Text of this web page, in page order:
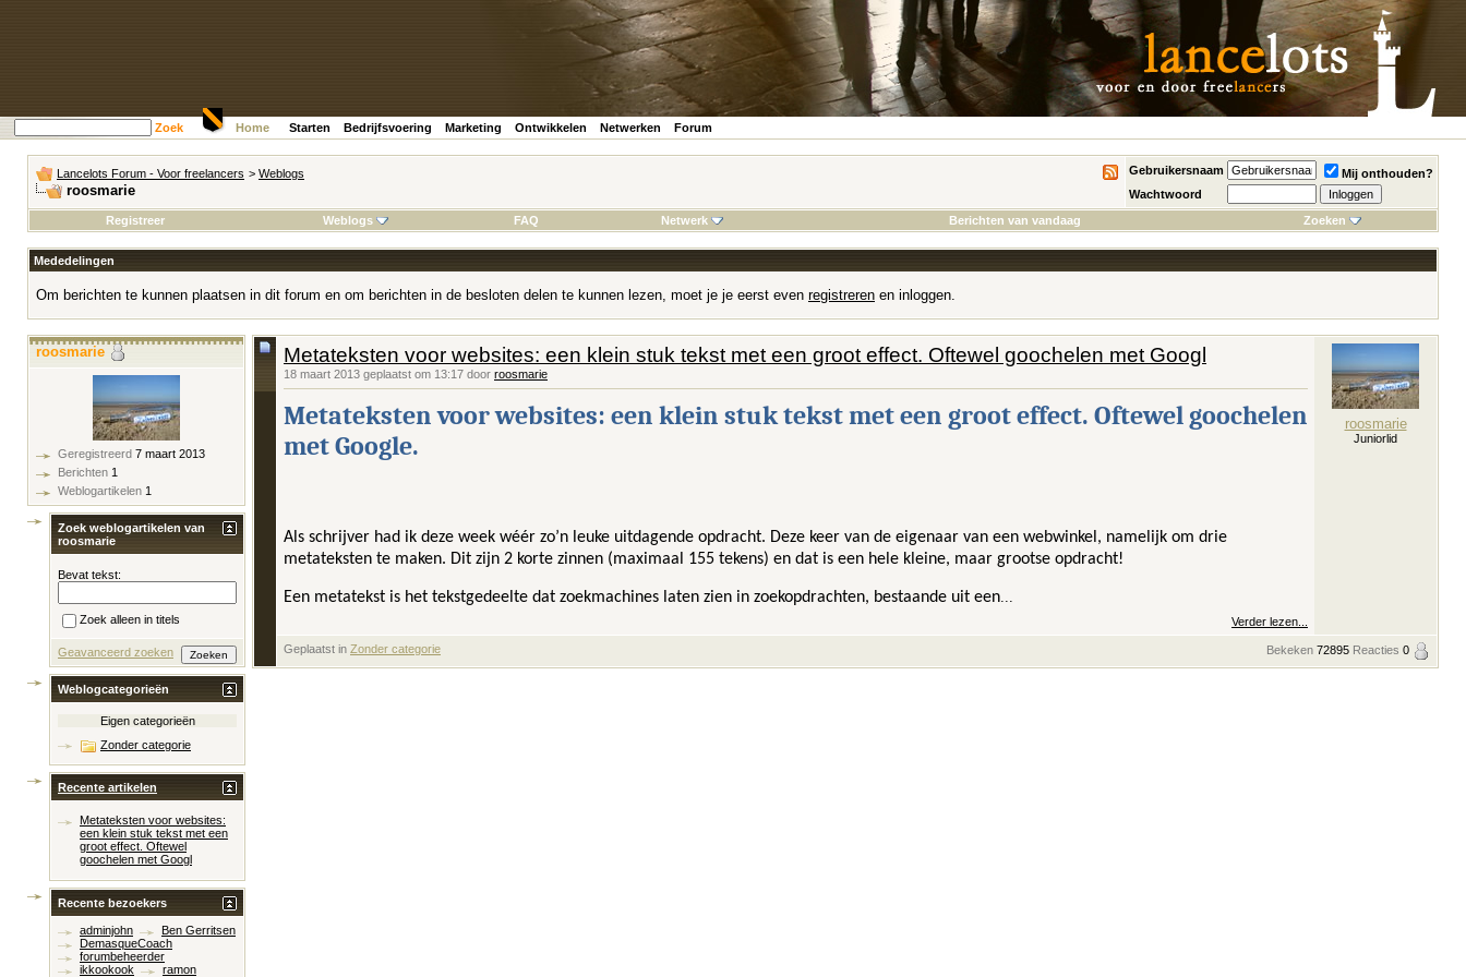
Zoek Home Starten Bedrijfsvoering Marketing Ontwikkelen Netwerken Forum
Lancelots Forum - Voor freelancers > Weblogs
roosmarie
Gebruikersnaam
Mij onthouden?
Wachtwoord
Registreer
Weblogs FAQ Netwerk Berichten van vandaag Zoeken
Mededelingen
Om berichten te kunnen plaatsen in dit forum en om berichten in de besloten delen te kunnen lezen, moet je je eerst even registreren en inloggen.
Metateksten voor websites: een klein stuk tekst met een groot effect. Oftewel goochelen met Googl
18 maart 2013 geplaatst om 13:17 door roosmarie
Metateksten voor websites: een klein stuk tekst met een groot effect. Oftewel goochelen
met Google.
Als schrijver had ik deze week wéér zo’n leuke uitdagende opdracht. Deze keer van de eigenaar van een webwinkel, namelijk om drie
metateksten te maken. Dit zijn 2 korte zinnen (maximaal 155 tekens) en dat is een hele kleine, maar grootse opdracht!
Een metatekst is het tekstgedeelte dat zoekmachines laten zien in zoekopdrachten, bestaande uit een
Verder lezen...
roosmarie
Juniorlid
Geplaatst in Zonder categorie Bekeken 72895 Reacties 0
roosmarie
Geregistreerd 7 maart 2013
Berichten 1
Weblogartikelen 1
Zoek weblogartikelen van
roosmarie
Bevat tekst:
Zoek alleen in titels
Geavanceerd zoeken
Weblogcategorieën
Eigen categorieën
Zonder categorie
Recente artikelen
Metateksten voor websites:
een klein stuk tekst met een
groot effect. Oftewel
goochelen met Googl
Recente bezoekers
adminjohn
Ben Gerritsen
DemasqueCoach
forumbeheerder
ikkookook
ramon